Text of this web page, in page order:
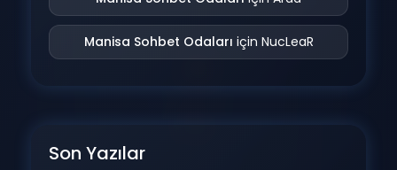
Manisa Sohbet Odaları için NucLeaR
Son Yazılar